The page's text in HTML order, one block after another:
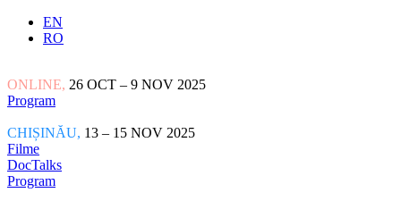
EN
RO
ONLINE, 26 OCT – 9 NOV 2025
Program
CHIȘINĂU, 13 – 15 NOV 2025
Filme
DocTalks
Program